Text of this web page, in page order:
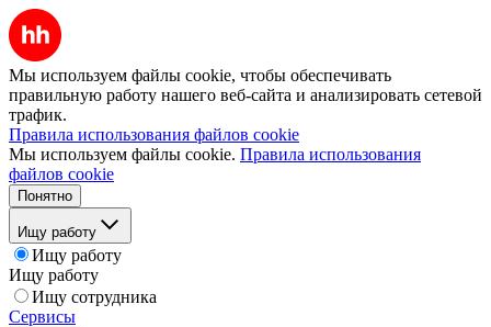
Мы используем файлы cookie, чтобы обеспечивать
правильную работу нашего веб-сайта и анализировать сетевой
трафик.
Правила использования файлов cookie
Мы используем файлы cookie. Правила использования
файлов cookie
Понятно
Ищу работу
Ищу работу
Ищу работу
Ищу сотрудника
Сервисы